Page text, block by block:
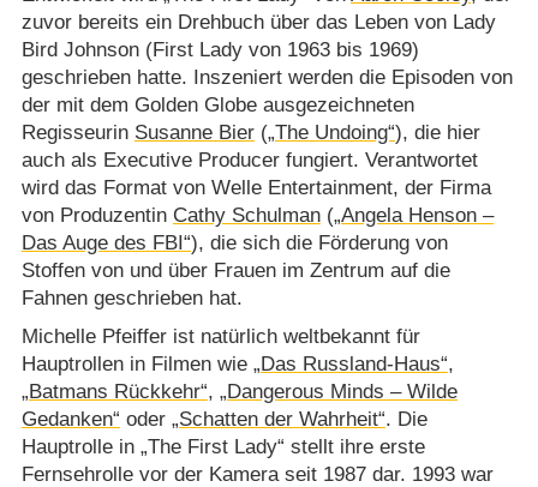
zuvor bereits ein Drehbuch über das Leben von Lady
Bird Johnson (First Lady von 1963 bis 1969)
geschrieben hatte. Inszeniert werden die Episoden von
der mit dem Golden Globe ausgezeichneten
Regisseurin Susanne Bier(„The Undoing“), die hier
auch als Executive Producer fungiert. Verantwortet
wird das Format von Welle Entertainment, der Firma
von Produzentin Cathy Schulman(„Angela Henson –
Das Auge des FBI“), die sich die Förderung von
Stoffen von und über Frauen im Zentrum auf die
Fahnen geschrieben hat.
Michelle Pfeiffer ist natürlich weltbekannt für
Hauptrollen in Filmen wie „Das Russland-Haus“,
„Batmans Rückkehr“, „Dangerous Minds – Wilde
Gedanken“ oder „Schatten der Wahrheit“. Die
Hauptrolle in „The First Lady“ stellt ihre erste
Fernsehrolle vor der Kamera seit 1987 dar. 1993 war